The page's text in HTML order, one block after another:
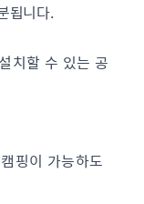
됩니다.
치할 수 있는 공
핑이 가능하도